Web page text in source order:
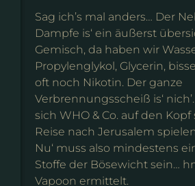
Sag ich’s mal anders… Der
Dampfe is‘ ein äußerst
Gemisch, da haben wir
Propylenglykol, Glycerin,
oft noch Nikotin. Der ganze
Verbrennungsscheiß is‘
sich WHO & Co. auf den
Reise nach Jerusalem
Nu‘ muss also mindestens
Stoffe der Bösewicht sein…
Vapoon ermittelt.